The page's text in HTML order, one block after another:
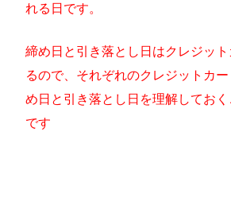
れる日です。
締め日と引き落とし日はクレジッ
るので、それぞれのクレジットカ
め日と引き落とし日を理解してお
です